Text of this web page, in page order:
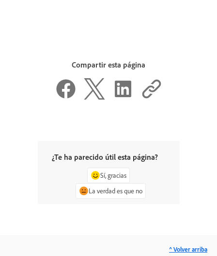
Compartir esta página
¿Te ha parecido útil esta página?
Sí, gracias
La verdad es que no
^ Volver arriba